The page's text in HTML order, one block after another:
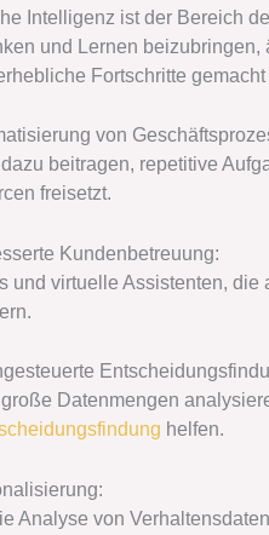
Intelligenz ist der Bereich
und Lernen
Fortschritte
von
dazu beitragen, repetitive
freisetzt.
Kundenbetreuung:
und virtuelle Assistenten, die
große Datenmengen
helfen.
Analyse von